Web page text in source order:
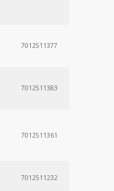
7012511377
7012511383
7012511361
7012511232